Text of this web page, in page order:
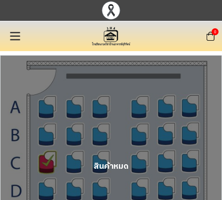
0
สินค้าหมด